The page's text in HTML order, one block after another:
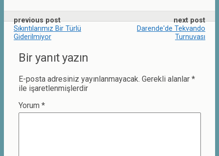
previous post
Sıkıntılarımız Bir Türlü
Giderilmiyor
next post
Darende'de Tekvando
Turnuvası
Bir yanıt yazın
E-posta adresiniz yayınlanmayacak. Gerekli alanlar *
ile işaretlenmişlerdir
Yorum *